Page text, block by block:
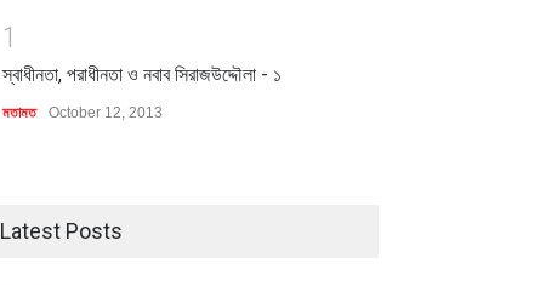
1
স্বাধীনতা, পরাধীনতা ও নবাব সিরাজউদ্দৌলা - ১
মতামত October 12, 2013
Latest Posts